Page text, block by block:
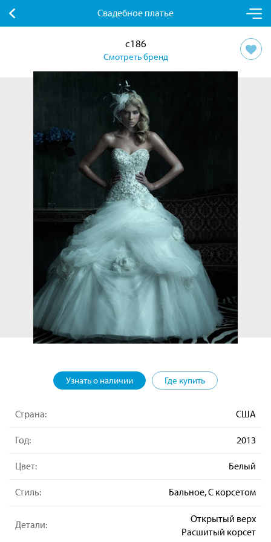
Свадебное платье
с186
Смотреть бренд
Узнать о наличии Где купить
Страна: США
Год: 2013
Цвет: Белый
Стиль: Бальное, С корсетом
Детали:
Открытый верх
Расшитый корсет